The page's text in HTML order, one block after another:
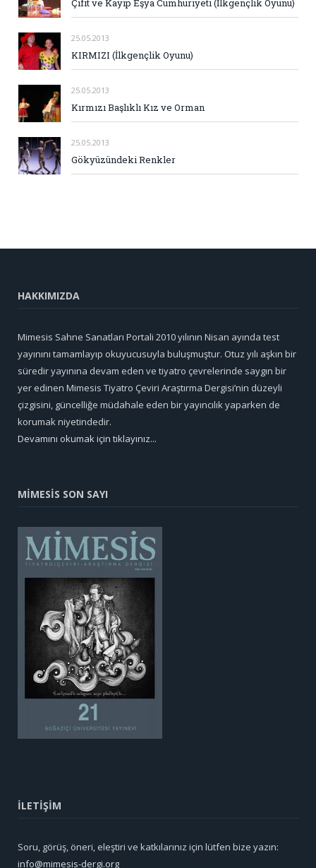
Çıfıt ve Kayıp Eşya Cumhuriyeti (İlkgençlik Oyunu)
25.05.2013
KIRMIZI (İlkgençlik Oyunu)
25.05.2013
Kırmızı Başlıklı Kız ve Orman
25.05.2013
Gökyüzündeki Renkler
HAKKIMIZDA
Mimesis Sahne Sanatları Portali 2010 yılının Nisan ayında test
yayınını tamamlayıp okuyucusuyla buluşmuştur. Otuz yılı aşkın bir
süredir yayınına devam eden ve tiyatro çevrelerinde saygın bir
yer edinen Mimesis Tiyatro Çeviri Araştırma Dergisi’nin düzeyli
çizgisini, güncelliğe müdahale eden bir yayıncılık yaparken de
korumak niyetindedir.
Devamını okumak için tıklayınız...
MİMESİS SON SAYI
İLETİŞİM
Soru, görüş, öneri, eleştiri ve katkılarınız için lütfen bize yazın:
info@mimesis-dergi.org